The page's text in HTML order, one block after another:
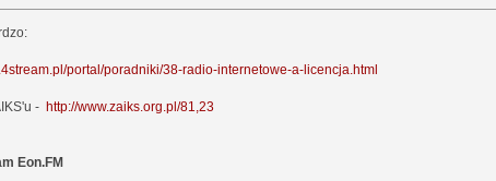
portal/poradniki/38-radio-internetowe-a-licencja.html
- http://www.zaiks.org.pl/81,23
Eon.FM